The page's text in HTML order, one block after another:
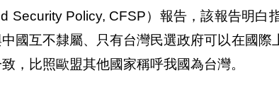
Security Policy, CFSP）報告，該報告明白
國互不隸屬、只有台灣民選政府可以在國
，比照歐盟其他國家稱呼我國為台灣。